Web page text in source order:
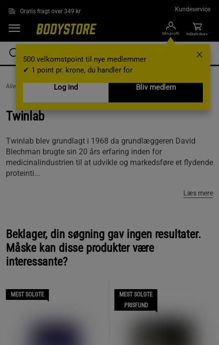
Gratis fragt over 349 kr Kundeservice
Min profil
500 velkomstpoint til nye medlemmer
✔ 1 point pr. krone, du handler for
Log ind
Bliv medlem
Indkøbskurv
AlleVaremærker / Twinlab
Twinlab
Twinlab blev grundlagt i 1968 da grundlæggeren David
Blechman brugte sin 20 års erfaring inden for
medicinalindustrien til at udvikle og markedsføre et flydende
proteinti...
Læs mere
Beklager, din søgning gav ingen resultater.
Måske kan disse produkter være
interessante?
MEST SOLGTE
MEST SOLGTE
PRISFUND